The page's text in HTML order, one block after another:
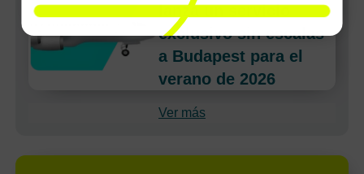
lanza un servicio
exclusivo sin escalas
a Budapest para el
verano de 2026
Ver más